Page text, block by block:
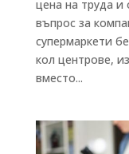
цена на труда и
въпрос за
супермаркети
кол центрове,
вместо...